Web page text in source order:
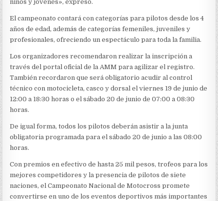
niños y jóvenes», expresó.
El campeonato contará con categorías para pilotos desde los 4
años de edad, además de categorías femeniles, juveniles y
profesionales, ofreciendo un espectáculo para toda la familia.
Los organizadores recomendaron realizar la inscripción a
través del portal oficial de la AMM para agilizar el registro.
También recordaron que será obligatorio acudir al control
técnico con motocicleta, casco y dorsal el viernes 19 de junio de
12:00 a 18:30 horas o el sábado 20 de junio de 07:00 a 08:30
horas.
De igual forma, todos los pilotos deberán asistir a la junta
obligatoria programada para el sábado 20 de junio a las 08:00
horas.
Con premios en efectivo de hasta 25 mil pesos, trofeos para los
mejores competidores y la presencia de pilotos de siete
naciones, el Campeonato Nacional de Motocross promete
convertirse en uno de los eventos deportivos más importantes